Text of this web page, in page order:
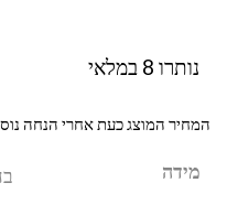
נותרו 8 במלאי
המחיר המוצג כעת אחרי הנחה
מידה